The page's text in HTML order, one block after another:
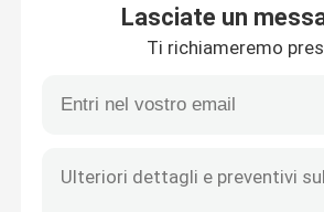
Lasciate un
Ti richiameremo